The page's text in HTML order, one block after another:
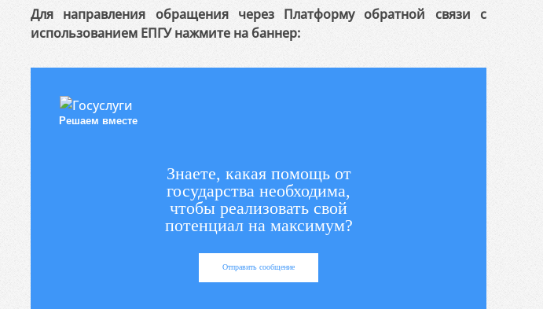
Для направления обращения через Платформу обратной связи с
использованием ЕПГУ нажмите на баннер:
Решаем вместе
Знаете, какая помощь от
государства необходима,
чтобы реализовать свой
потенциал на максимум?
Отправить сообщение